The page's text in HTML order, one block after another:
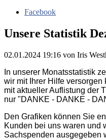
Facebook
Unsere Statistik
02.01.2024 19:16 von Iris
In unserer Monatsstatistik
wir mit Ihrer Hilfe versorgen
mit aktueller Auflistung der
nur "DANKE - DANKE -
Den Grafiken können Sie
Kunden bei uns waren und
Sachspenden ausgegeben